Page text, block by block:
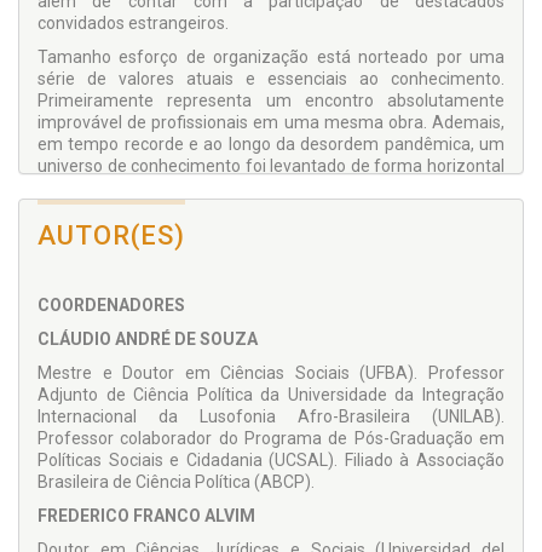
convidados estrangeiros.
Tamanho esforço de organização está norteado por uma
série de valores atuais e essenciais ao conhecimento.
Primeiramente representa um encontro absolutamente
improvável de profissionais em uma mesma obra. Ademais,
em tempo recorde e ao longo da desordem pandêmica, um
universo de conhecimento foi levantado de forma horizontal
da língua e formas plurais de expressão.
ODicionário das Eleições
confiança que merece quem "pesquisa a sério o objeto
escolhido".
AUTOR(ES)
COORDENADORES
CLÁUDIO ANDRÉ DE SOUZA
Mestre e Doutor em Ciências Sociais (UFBA). Professor
Adjunto de Ciência Política da Universidade da Integração
Internacional da Lusofonia Afro-Brasileira (UNILAB).
Professor colaborador do Programa de Pós-Graduação em
Políticas Sociais e Cidadania (UCSAL). Filiado à Associação
Brasileira de Ciência Política (ABCP).
FREDERICO FRANCO ALVIM